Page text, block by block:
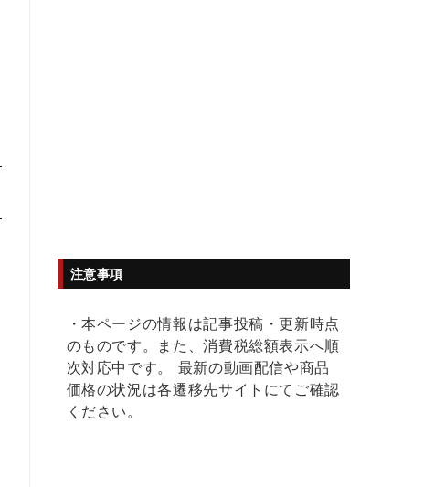
注意事項
・本ページの情報は記事投稿・更新時点
のものです。また、消費税総額表示へ順
次対応中です。 最新の動画配信や商品
価格の状況は各遷移先サイトにてご確認
ください。